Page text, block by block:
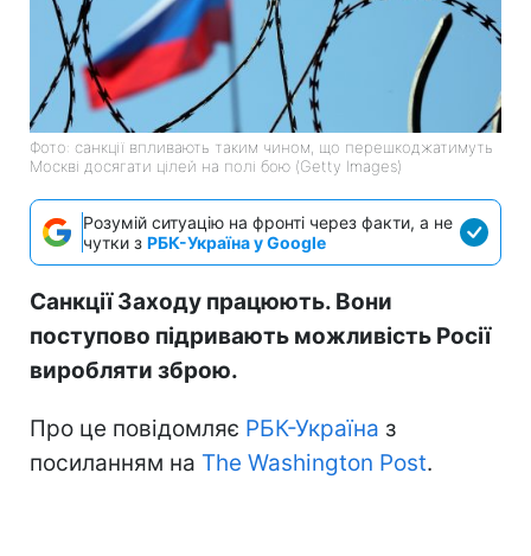
Фото: санкції впливають таким чином, що перешкоджатимуть
Москві досягати цілей на полі бою (Getty Images)
Розумій ситуацію на фронті через факти, а не
чутки з РБК-Україна у Google
Санкції Заходу працюють. Вони
поступово підривають можливість Росії
виробляти зброю.
Про це повідомляє РБК-Україна з
посиланням на The Washington Post.